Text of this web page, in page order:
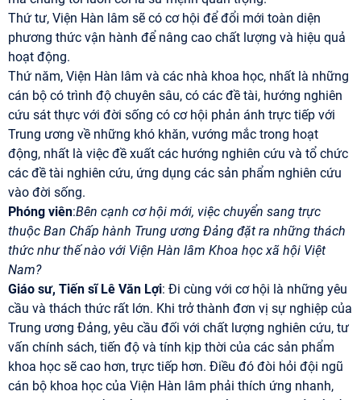
Thứ tư, Viện Hàn lâm sẽ có cơ hội để đổi mới toàn diện
phương thức vận hành để nâng cao chất lượng và hiệu quả
hoạt động.
Thứ năm, Viện Hàn lâm và các nhà khoa học, nhất là những
cán bộ có trình độ chuyên sâu, có các đề tài, hướng nghiên
cứu sát thực với đời sống có cơ hội phản ánh trực tiếp với
Trung ương về những khó khăn, vướng mắc trong hoạt
động, nhất là việc đề xuất các hướng nghiên cứu và tổ chức
các đề tài nghiên cứu, ứng dụng các sản phẩm nghiên cứu
vào đời sống.
Phóng viên:Bên cạnh cơ hội mới, việc chuyển sang trực
thuộc Ban Chấp hành Trung ương Đảng đặt ra những thách
thức như thế nào với Viện Hàn lâm Khoa học xã hội Việt
Nam?
Giáo sư, Tiến sĩ Lê Văn Lợi: Đi cùng với cơ hội là những yêu
cầu và thách thức rất lớn. Khi trở thành đơn vị sự nghiệp của
Trung ương Đảng, yêu cầu đối với chất lượng nghiên cứu, tư
vấn chính sách, tiến độ và tính kịp thời của các sản phẩm
khoa học sẽ cao hơn, trực tiếp hơn. Điều đó đòi hỏi đội ngũ
cán bộ khoa học của Viện Hàn lâm phải thích ứng nhanh,